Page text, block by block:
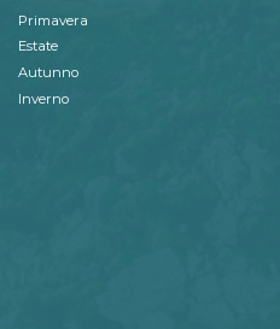
Primavera
Estate
Autunno
Inverno